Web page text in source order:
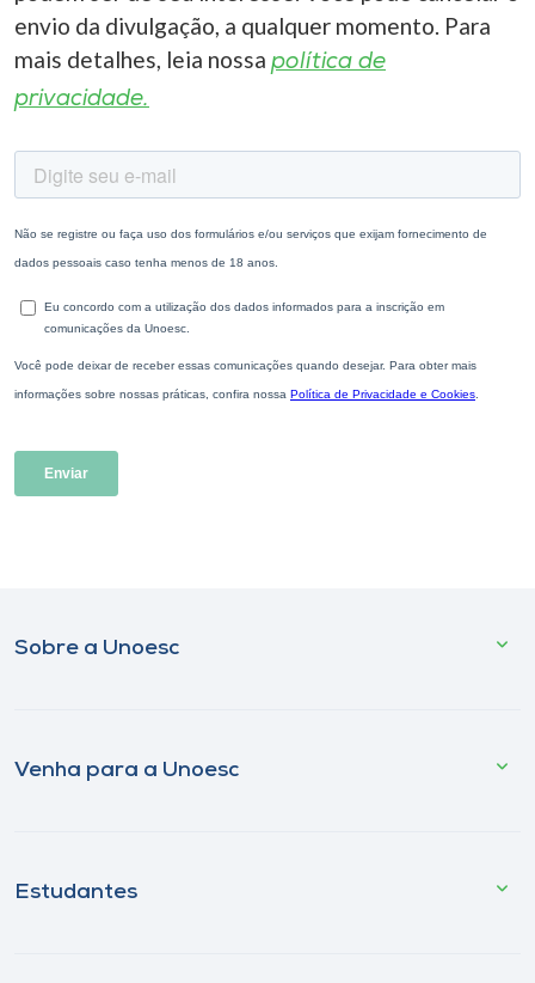
envio da divulgação, a qualquer momento. Para
mais detalhes, leia nossa política de
privacidade.
Sobre a Unoesc
Venha para a Unoesc
Estudantes